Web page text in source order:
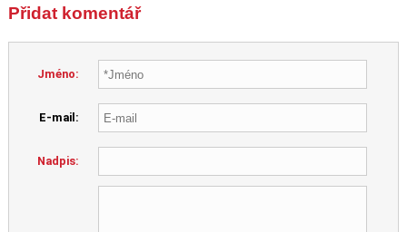
Přidat komentář
Jméno:
E-mail:
Nadpis: